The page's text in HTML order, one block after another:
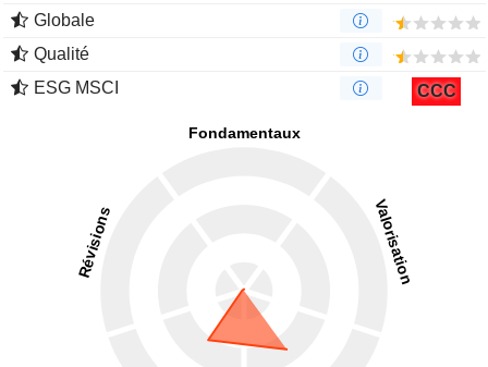
Globale
Qualité
ESG MSCI
CCC